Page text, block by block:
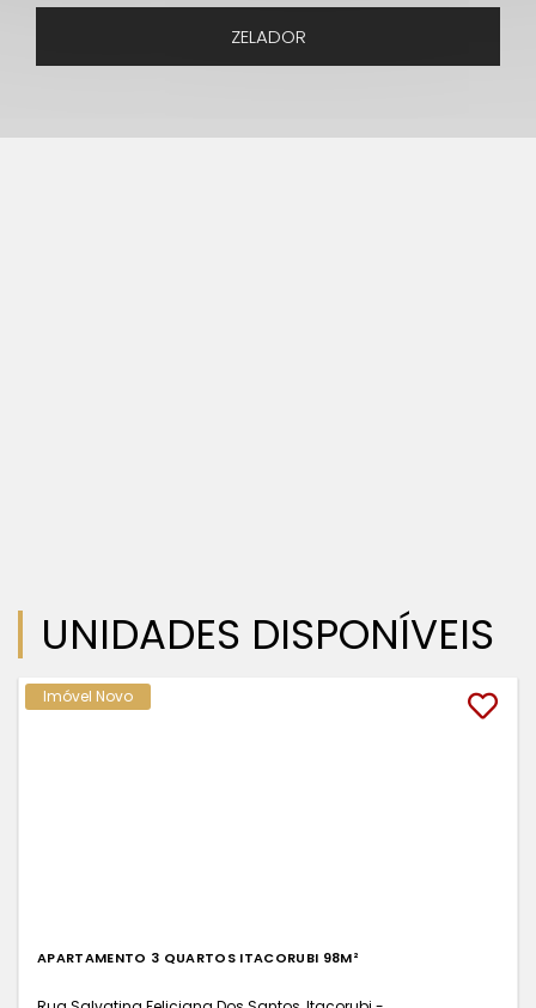
ZELADOR
UNIDADES DISPONÍVEIS
Imóvel Novo
APARTAMENTO 3 QUARTOS ITACORUBI 98M²